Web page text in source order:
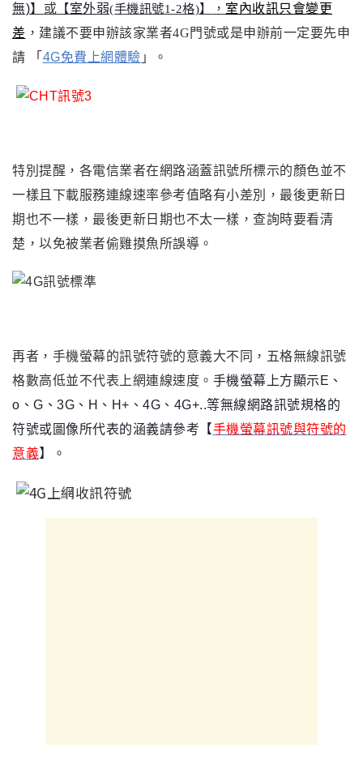
無)】 或 【室外弱(手機訊號1-2格)】 ， 室內收訊只會變更
差 ，建議不要申辦該家業者4G門號或是申辦前一定要先申
請
「 4G免費上網體驗 」。
特別提醒，各電信業者在網路涵蓋訊號所標示的顏色並不
一樣且下載服務連線速率參考值略有小差別，最後更新日
期也不一樣，最後更新日期也不太一樣，查詢時要看清
楚，以免被業者偷雞摸魚所誤導。
再者，手機螢幕的訊號符號的意義大不同，五格無線訊號
格數高低並不代表上網連線速度。 手機螢幕上方顯示E、
o、G、3G、H、H+、4G、4G+..等無線網路訊號規格的
符號或圖像所代表的涵義請參考
【手機螢幕訊號與符號的
意義】 。